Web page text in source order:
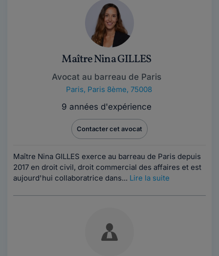
Maître Nina GILLES
Avocat au barreau de Paris
Paris, Paris 8ème, 75008
9 années d'expérience
Contacter cet avocat
Maître Nina GILLES exerce au barreau de Paris depuis
2017 en droit civil, droit commercial des affaires et est
aujourd'hui collaboratrice dans... Lire la suite